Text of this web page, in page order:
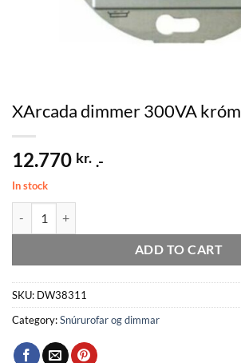
XArcada dimmer 300VA króm
12.770 kr. .-
In stock
ADD TO CART
SKU: DW38311
Category:Snúrurofar og dimmar